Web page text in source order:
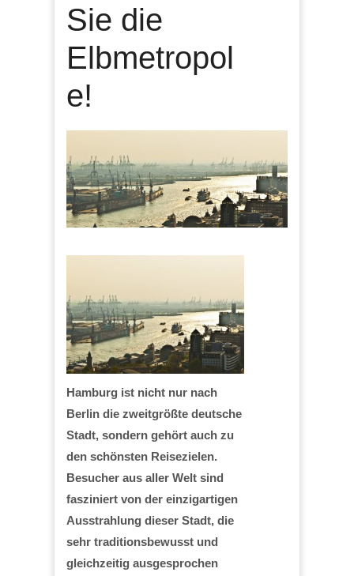
Sie die
Elbmetropol
e!
Hamburg ist nicht nur nach
Berlin die zweitgrößte deutsche
Stadt, sondern gehört auch zu
den schönsten Reisezielen.
Besucher aus aller Welt sind
fasziniert von der einzigartigen
Ausstrahlung dieser Stadt, die
sehr traditionsbewusst und
gleichzeitig ausgesprochen